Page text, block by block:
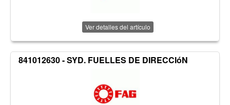
Ver detalles del artículo
841012630 - SYD. FUELLES DE DIRECCIóN